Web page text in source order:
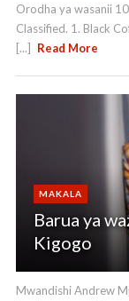
Orodha ya wasanii
Classified. 1. Black
[...]
Read More
MAKALA
Barua ya
Kigogo
Mwandishi Andrew